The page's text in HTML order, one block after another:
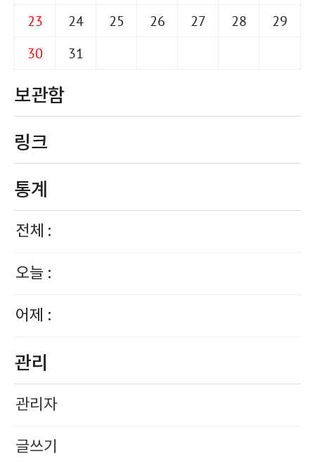
23
24 25 26 27 28
29
30
31
보관함
링크
통계
전체 :
오늘 :
어제 :
관리
관리자
글쓰기